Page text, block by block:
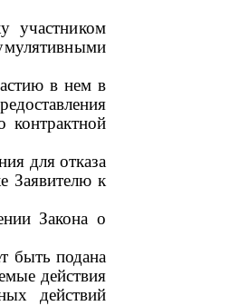
участником
в нем в
контрактной
для отказа
Заявителю к
Закона о
быть подана
действия
действий